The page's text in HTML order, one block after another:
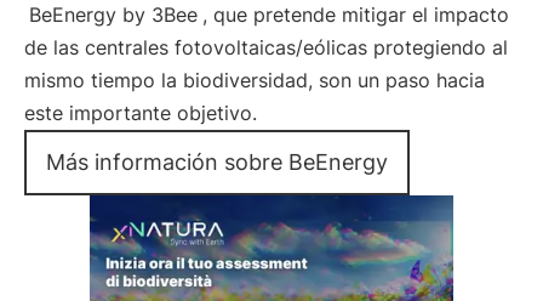
BeEnergy by 3Bee , que pretende mitigar el impacto
de las centrales fotovoltaicas/eólicas protegiendo al
mismo tiempo la biodiversidad, son un paso hacia
este importante objetivo.
Más información sobre BeEnergy